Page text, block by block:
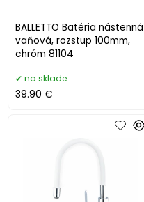
BALLETTO Batéria nástenná
vaňová, rozstup 100mm,
chróm 81104
na sklade
39.90 €
.